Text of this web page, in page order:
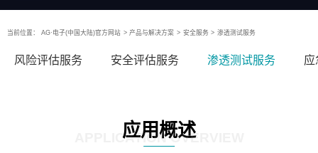
当前位置： AG·电子(中国大陆)官方网站 > 产品与解决方案 > 安全服务 > 渗透测试服务
风险评估服务 安全评估服务 渗透测试服务 应
应用概述
APPLICATION OVERVIEW